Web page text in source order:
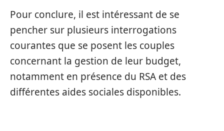
Pour conclure, il est intéressant de se
pencher sur plusieurs interrogations
courantes que se posent les couples
concernant la gestion de leur budget,
notamment en présence du RSA et des
différentes aides sociales disponibles.